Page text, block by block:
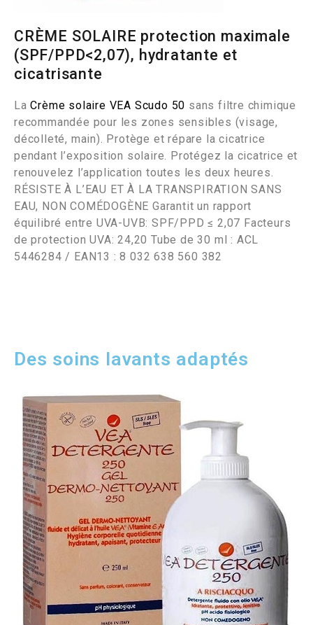
CRÈME SOLAIRE protection maximale
(SPF/PPD<2,07), hydratante et
cicatrisante
LaCrème solaire VEA Scudo 50 sans filtre chimique
recommandée pour les zones sensibles (visage,
décolleté, main). Protège et répare la cicatrice
pendant l’exposition solaire. Protégez la cicatrice et
renouvelez l’application toutes les deux heures.
RÉSISTE À L’EAU ET À LA TRANSPIRATION SANS
EAU, NON COMÉDOGÈNE Garantit un rapport
équilibré entre UVA-UVB: SPF/PPD ≤ 2,07 Facteurs
de protection UVA: 24,20 Tube de 30 ml : ACL
5446284 / EAN13 : 8 032 638 560 382
Des soins lavants adaptés